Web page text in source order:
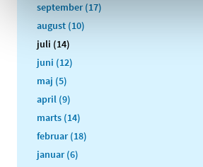
september (17)
august (10)
juli (14)
juni (12)
maj (5)
april (9)
marts (14)
februar (18)
januar (6)